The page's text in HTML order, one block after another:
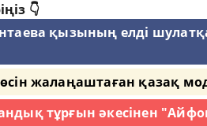
👇
қызының елді
жалаңаштаған қазақ
тұрғын әкесінен